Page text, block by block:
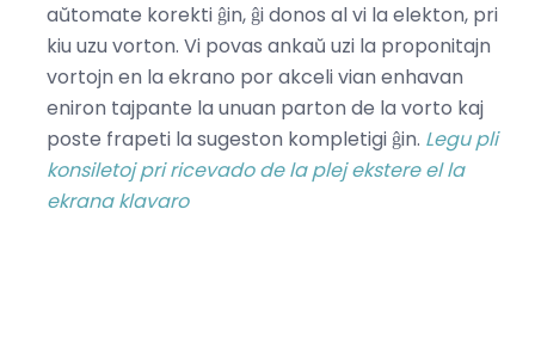
aŭtomate korekti ĝin, ĝi donos al vi la elekton, pri
kiu uzu vorton. Vi povas ankaŭ uzi la proponitajn
vortojn en la ekrano por akceli vian enhavan
eniron tajpante la unuan parton de la vorto kaj
poste frapeti la sugeston kompletigi ĝin. Legu pli
konsiletoj pri ricevado de la plej ekstere el la
ekrana klavaro